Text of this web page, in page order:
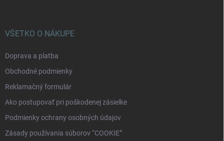
VŠETKO O NÁKUPE
Doprava a platba
Obchodné podmienky
Reklamačný formulár
Ako postupovať pri poškodenej zásielke
Podmienky ochrany osobných údajov
Zásady používania súborov “COOKIE”